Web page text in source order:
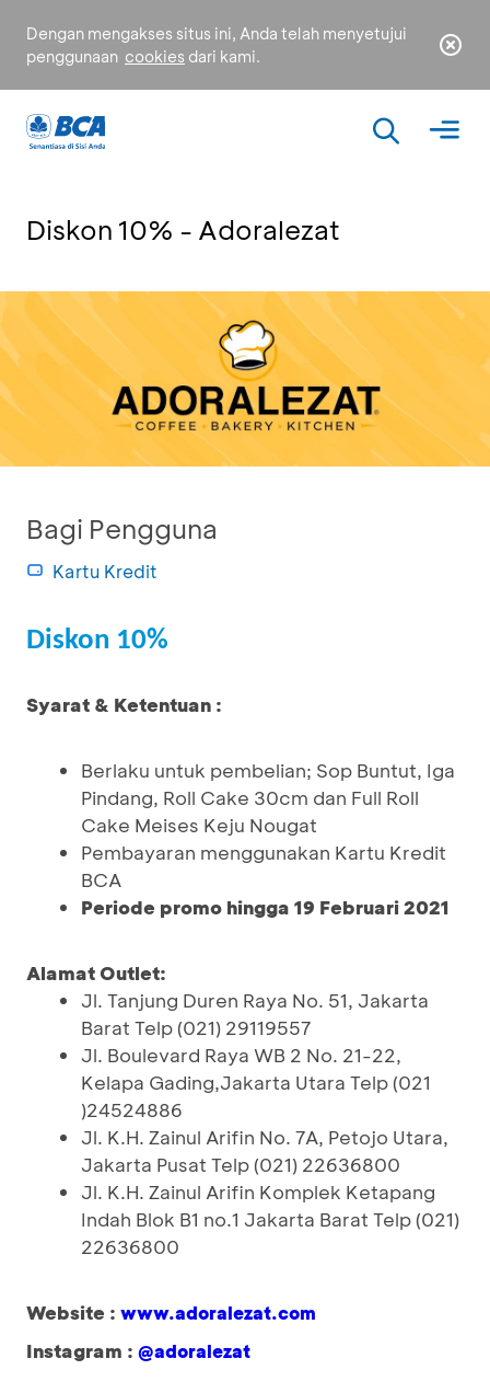
Dengan mengakses situs ini, Anda telah menyetujui
penggunaan cookies dari kami.
Diskon 10% - Adoralezat
Bagi Pengguna
Kartu Kredit
Diskon 10%
Syarat & Ketentuan :
Berlaku untuk pembelian; Sop Buntut, Iga
Pindang, Roll Cake 30cm dan Full Roll
Cake Meises Keju Nougat
Pembayaran menggunakan Kartu Kredit
BCA
Periode promo hingga 19 Februari 2021
Alamat Outlet:
Jl. Tanjung Duren Raya No. 51, Jakarta
Barat Telp (021) 29119557
Jl. Boulevard Raya WB 2 No. 21-22,
Kelapa Gading,Jakarta Utara Telp (021
)24524886
Jl. K.H. Zainul Arifin No. 7A, Petojo Utara,
Jakarta Pusat Telp (021) 22636800
Jl. K.H. Zainul Arifin Komplek Ketapang
Indah Blok B1 no.1 Jakarta Barat Telp (021)
22636800
Website : www.adoralezat.com
Instagram : @adoralezat